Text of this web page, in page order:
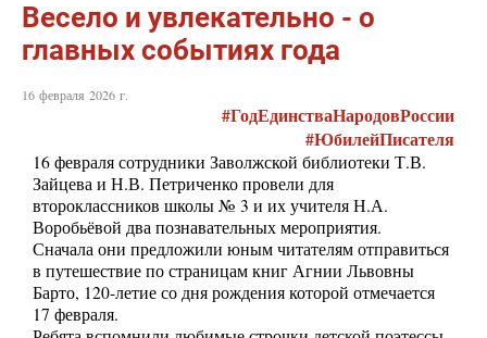
Весело и увлекательно - о
главных событиях года
16 февраля 2026 г.
#ГодЕдинстваНародовРоссии
#ЮбилейПисателя
16 февраля сотрудники Заволжской библиотеки Т.В.
Зайцева и Н.В. Петриченко провели для
второклассников школы № 3 и их учителя Н.А.
Воробьёвой два познавательных мероприятия.
Сначала они предложили юным читателям отправиться
в путешествие по страницам книг Агнии Львовны
Барто, 120-летие со дня рождения которой отмечается
17 февраля.